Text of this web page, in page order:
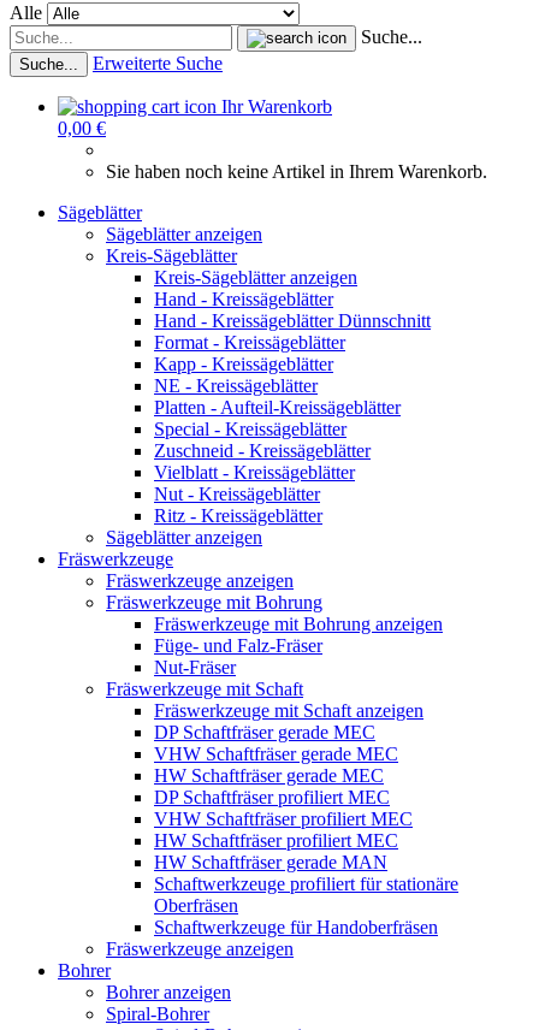
Alle
Suche...
Suche... Erweiterte Suche
Ihr Warenkorb
0,00 €
Sie haben noch keine Artikel in Ihrem Warenkorb.
Sägeblätter
Sägeblätter anzeigen
Kreis-Sägeblätter
Kreis-Sägeblätter anzeigen
Hand - Kreissägeblätter
Hand - Kreissägeblätter Dünnschnitt
Format - Kreissägeblätter
Kapp - Kreissägeblätter
NE - Kreissägeblätter
Platten - Aufteil-Kreissägeblätter
Special - Kreissägeblätter
Zuschneid - Kreissägeblätter
Vielblatt - Kreissägeblätter
Nut - Kreissägeblätter
Ritz - Kreissägeblätter
Sägeblätter anzeigen
Fräswerkzeuge
Fräswerkzeuge anzeigen
Fräswerkzeuge mit Bohrung
Fräswerkzeuge mit Bohrung anzeigen
Füge- und Falz-Fräser
Nut-Fräser
Fräswerkzeuge mit Schaft
Fräswerkzeuge mit Schaft anzeigen
DP Schaftfräser gerade MEC
VHW Schaftfräser gerade MEC
HW Schaftfräser gerade MEC
DP Schaftfräser profiliert MEC
VHW Schaftfräser profiliert MEC
HW Schaftfräser profiliert MEC
HW Schaftfräser gerade MAN
Schaftwerkzeuge profiliert für stationäre
Oberfräsen
Schaftwerkzeuge für Handoberfräsen
Fräswerkzeuge anzeigen
Bohrer
Bohrer anzeigen
Spiral-Bohrer